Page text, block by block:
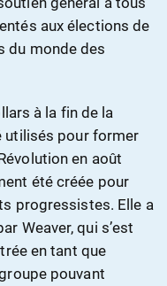
aux élections de
du monde des
à la fin de la
utilisés pour former
en août
été créée pour
progressistes. Elle a
Weaver, qui s’est
en tant que
pouvant